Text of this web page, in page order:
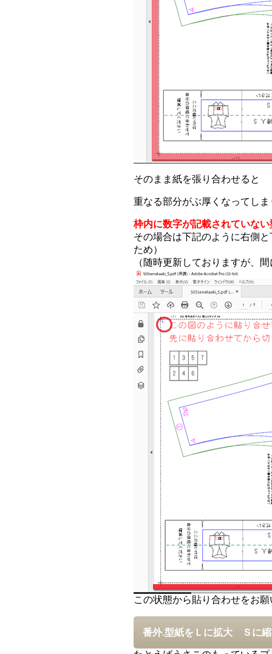
そのまま紙を張り合わせると
重なる部分がぶ厚くなってしま
枠内に数字が記載されていない
その場合は下記のように右側
ため）
（随時更新しておりますが、
この状態から貼り合わせをお
番外.型紙をＬに拡大 Ｓに